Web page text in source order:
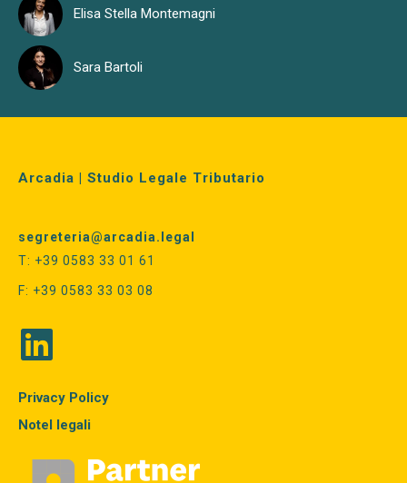
Elisa Stella Montemagni
Sara Bartoli
Arcadia | Studio Legale Tributario
segreteria@arcadia.legal
T: +39 0583 33 01 61
F: +39 0583 33 03 08
Privacy Policy
Notel legali